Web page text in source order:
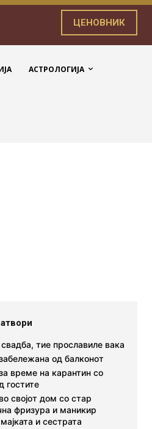
ЦЕНОВНИК
АСТРОЛОГИЈА
тие прославиле вака
од балконот
време на карантин со
гостите
својот дом со стар
фризура и маникир
и сестрата